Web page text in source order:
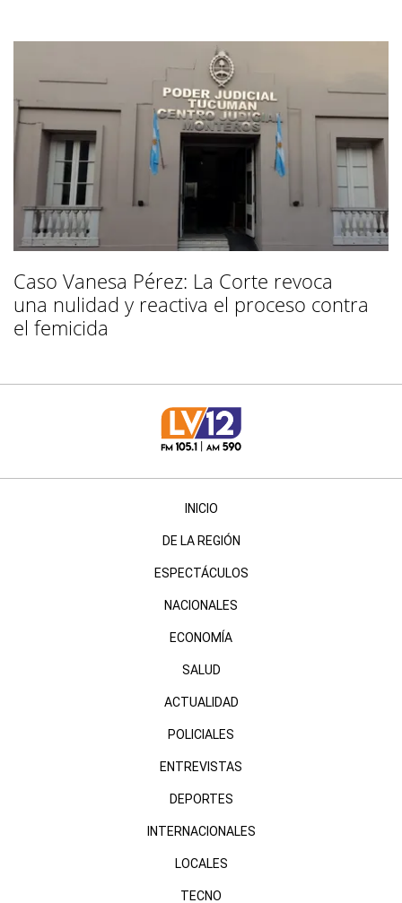
Caso Vanesa Pérez: La Corte revoca
una nulidad y reactiva el proceso contra
el femicida
INICIO
DE LA REGIÓN
ESPECTÁCULOS
NACIONALES
ECONOMÍA
SALUD
ACTUALIDAD
POLICIALES
ENTREVISTAS
DEPORTES
INTERNACIONALES
LOCALES
TECNO